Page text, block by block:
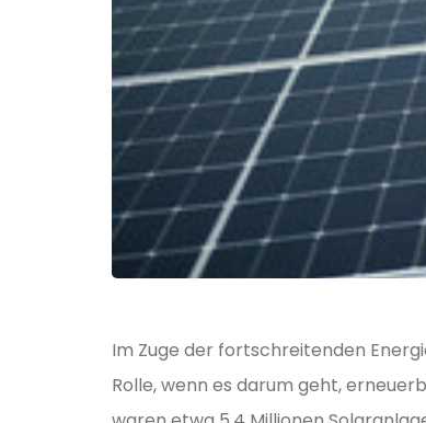
Im Zuge der fortschreitenden
Rolle, wenn es darum geht,